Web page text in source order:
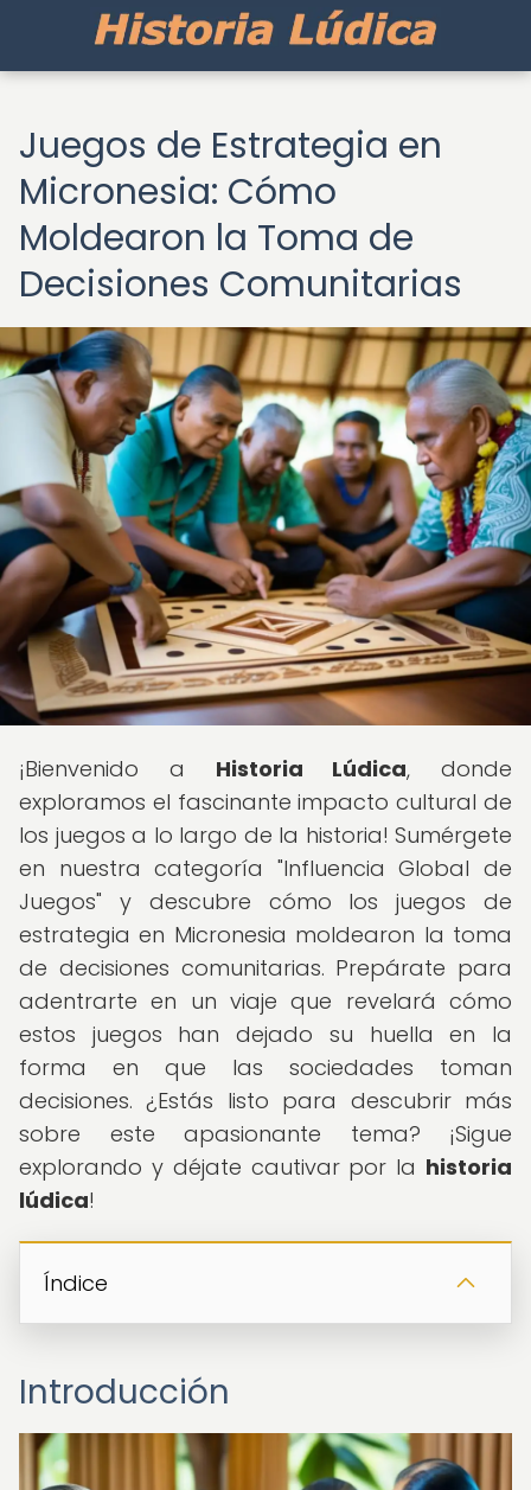
Juegos de Estrategia en
Micronesia: Cómo
Moldearon la Toma de
Decisiones Comunitarias
¡Bienvenido a Historia Lúdica, donde
exploramos el fascinante impacto cultural de
los juegos a lo largo de la historia! Sumérgete
en nuestra categoría "Influencia Global de
Juegos" y descubre cómo los juegos de
estrategia en Micronesia moldearon la toma
de decisiones comunitarias. Prepárate para
adentrarte en un viaje que revelará cómo
estos juegos han dejado su huella en la
forma en que las sociedades toman
decisiones. ¿Estás listo para descubrir más
sobre este apasionante tema? ¡Sigue
explorando y déjate cautivar por la historia
lúdica!
Índice
Introducción